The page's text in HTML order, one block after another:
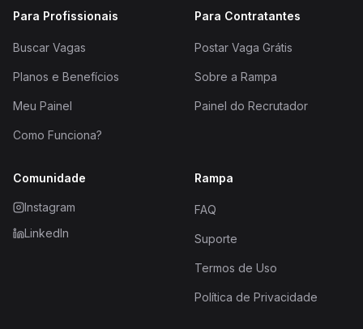
Para Profissionais
Buscar Vagas
Planos e Benefícios
Meu Painel
Como Funciona?
Para Contratantes
Postar Vaga Grátis
Sobre a Rampa
Painel do Recrutador
Comunidade
Instagram
LinkedIn
Rampa
FAQ
Suporte
Termos de Uso
Política de Privacidade